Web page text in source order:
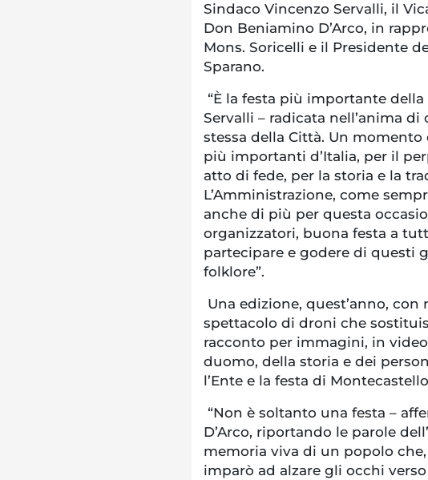
Sindaco Vincenzo Servalli, il
Don Beniamino D’Arco, in
Mons. Soricelli e il Presidente
Sparano.
“È la festa più importante
Servalli – radicata nell’anima
stessa della Città. Un
più importanti d’Italia, per il
atto di fede, per la storia e la
L’Amministrazione, come
anche di più per questa
organizzatori, buona festa a
partecipare e godere di questi
folklore”.
Una edizione, quest’anno,
spettacolo di droni che
racconto per immagini, in
duomo, della storia e dei
l’Ente e la festa di
“Non è soltanto una festa –
D’Arco, riportando le parole
memoria viva di un popolo
imparò ad alzare gli occhi